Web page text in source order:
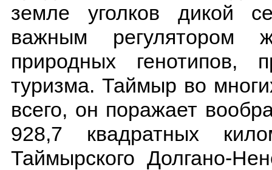
земле уголков дикой
важным регулятором
природных генотипов,
туризма. Таймыр во
всего, он поражает
928,7 квадратных
Таймырского Долгано-